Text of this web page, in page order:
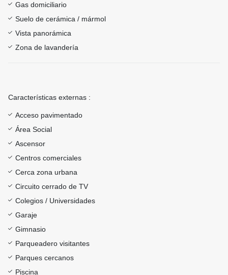
Gas domiciliario
Suelo de cerámica / mármol
Vista panorámica
Zona de lavandería
Características externas :
Acceso pavimentado
Área Social
Ascensor
Centros comerciales
Cerca zona urbana
Circuito cerrado de TV
Colegios / Universidades
Garaje
Gimnasio
Parqueadero visitantes
Parques cercanos
Piscina